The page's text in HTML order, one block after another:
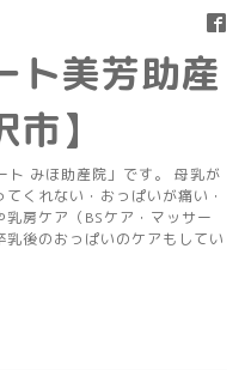
ト美芳助産
】
ト みほ助産院」です。 母乳が
くれない・おっぱいが痛い・
房ケア（BSケア・マッサー
後のおっぱいのケアもしてい